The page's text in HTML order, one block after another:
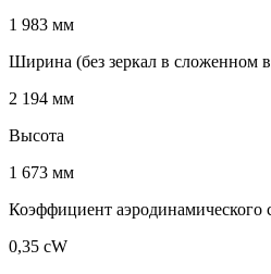
1 983 мм
Ширина (без зеркал в сложенном
2 194 мм
Высота
1 673 мм
Коэффициент аэродинамического
0,35 cW